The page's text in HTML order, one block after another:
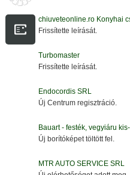
chiuveteonline.ro Konyhai
Frissítette leírását.
Turbomaster
Frissítette leírását.
Endocordis SRL
Új Centrum regisztráció.
Bauart - festék, vegyiáru
Új borítóképet töltött fel.
MTR AUTO SERVICE SRL